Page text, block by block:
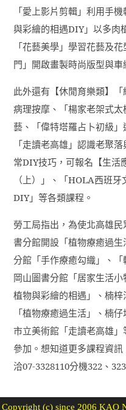
「愛上影片剪輯」利用手
與彩繪的相遇DIY」以多肉
「花藝美學」學習花藝及
門」開啟畫製時尚版型與車
此外還有【休閒育樂類】
病理按摩、「楊家老架式
藝、「偉特塔羅占卜初級」
「走讀老高雄」認識老聚
常DIY技巧，可報名【生活
（上）」、「HOLA西班牙
DIY」等各類課程。
勞工局指出，為使北高雄
書分館開設「植物療癒過
分館「手作療癒勾織」、「
岡山圖書分館「居家生活小
植物與彩繪的相遇」、楠
「植物療癒過生活」、楠
市立美術館「走讀老高雄
參加。想知道更多課程資
洽07-3328110分機322 、 323
Copyright (c) since 2006 KAO